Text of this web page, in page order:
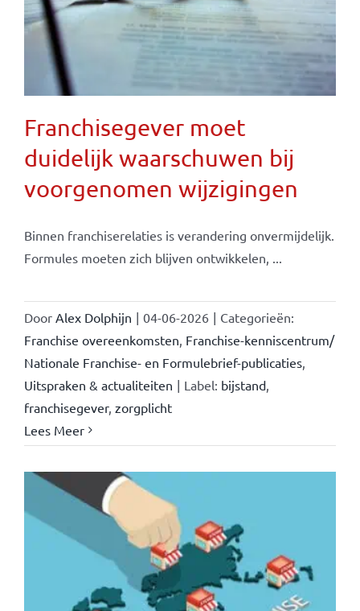
Franchisegever moet
duidelijk waarschuwen bij
voorgenomen wijzigingen
Binnen franchiserelaties is verandering onvermijdelijk.
Formules moeten zich blijven ontwikkelen, ...
Door Alex Dolphijn | 04-06-2026 | Categorieën:
Franchise overeenkomsten Franchise-kenniscentrum/
Nationale Franchise- en Formulebrief-publicaties,
Uitspraken & actualiteiten | Label: bijstand,
franchisegever, zorgplicht
Lees Meer